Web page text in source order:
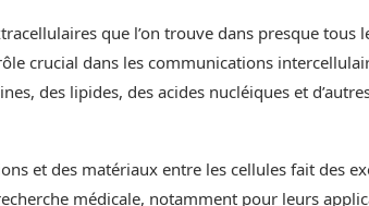
que l’on trouve dans presque tous
crucial dans les communications
des lipides, des acides nucléiques et
et des matériaux entre les cellules fait des
médicale, notamment pour leurs